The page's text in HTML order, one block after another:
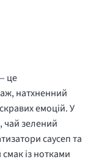
це
натхненний
емоцій. У
чай зелений
саусеп та
із нотками